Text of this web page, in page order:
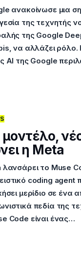
ανακοίνωσε μια
της τεχνητής
της Google
να αλλάζει
AI της Google
η Meta
λανσάρει το Muse
coding agent
μερίδιο σε ένα
πεδία της
Code είναι ένας…